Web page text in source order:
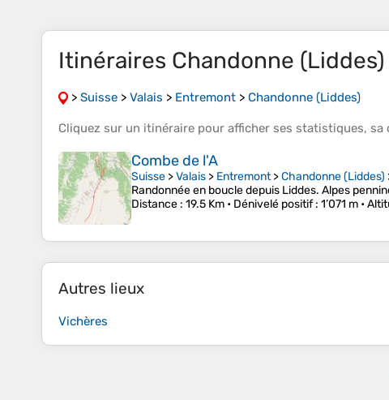
Itinéraires Chandonne (Liddes)
> Suisse > Valais > Entremont > Chandonne (Liddes)
Cliquez sur un itinéraire pour afficher ses statistiques, sa
Combe de l'A
Suisse >Valais > Entremont>Chandonne (Liddes)
Randonnée en boucle depuis Liddes. Alpes
Distance : 19.5 Km • Dénivelé positif: 1’071 m •
Autres lieux
Vichères